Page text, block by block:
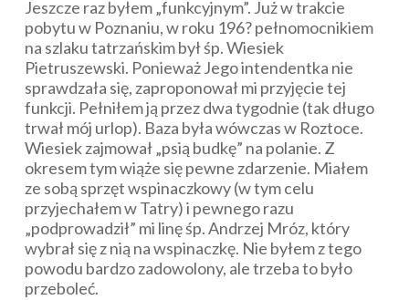
Jeszcze raz byłem „funkcyjnym”. Już w trakcie
pobytu w Poznaniu, w roku 196? pełnomocnikiem
na szlaku tatrzańskim był śp. Wiesiek
Pietruszewski. Ponieważ Jego intendentka nie
sprawdzała się, zaproponował mi przyjęcie tej
funkcji. Pełniłem ją przez dwa tygodnie (tak długo
trwał mój urlop). Baza była wówczas w Roztoce.
Wiesiek zajmował „psią budkę” na polanie. Z
okresem tym wiąże się pewne zdarzenie. Miałem
ze sobą sprzęt wspinaczkowy (w tym celu
przyjechałem w Tatry) i pewnego razu
„podprowadził” mi linę śp. Andrzej Mróz, który
wybrał się z nią na wspinaczkę. Nie byłem z tego
powodu bardzo zadowolony, ale trzeba to było
przeboleć.